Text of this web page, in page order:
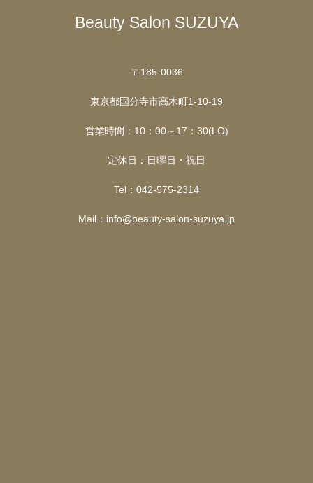
Beauty Salon SUZUYA
〒185-0036
東京都国分寺市高木町1-10-19
営業時間：10：00～17：30(LO)
定休日：日曜日・祝日
Tel：042-575-2314
Mail：info@beauty-salon-suzuya.jp